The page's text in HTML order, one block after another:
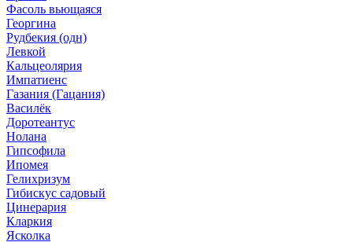
Фасоль вьющаяся
Георгина
Рудбекия (одн)
Левкой
Кальцеолярия
Импатиенс
Газания (Гацания)
Василёк
Доротеантус
Нолана
Гипсофила
Ипомея
Гелихризум
Гибискус садовый
Цинерария
Кларкия
Ясколка